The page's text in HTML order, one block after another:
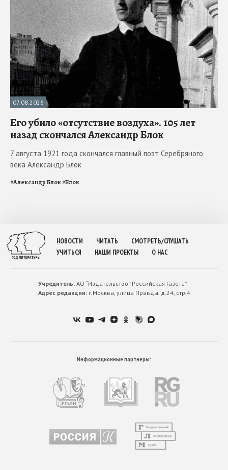
07.08.2026
Его убило «отсутствие воздуха». 105 лет
назад скончался Александр Блок
7 августа 1921 года скончался главный поэт Серебряного
века Александр Блок
#Александр Блок#Блок
НОВОСТИ ЧИТАТЬ
СМОТРЕТЬ/СЛУШАТЬ
УЧИТЬСЯ
НАШИ ПРОЕКТЫ О НАС
Учредитель:АО “Издательство ”Российская Газета”
Адрес редакции:г.Москва, улица Правды. д.24, стр.4
Информационные партнеры: